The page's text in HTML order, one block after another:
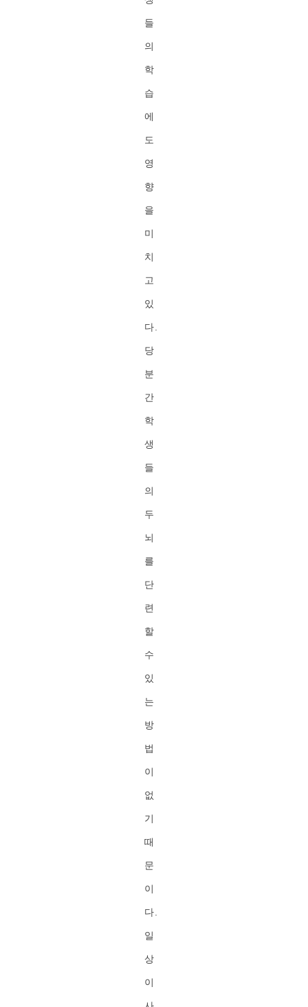
들
의
학
습
에
도
영
향
을
미
치
고
있
다.
당
분
간
학
생
들
의
두
뇌
를
단
련
할
수
있
는
방
법
이
없
기
때
문
이
다.
일
상
이